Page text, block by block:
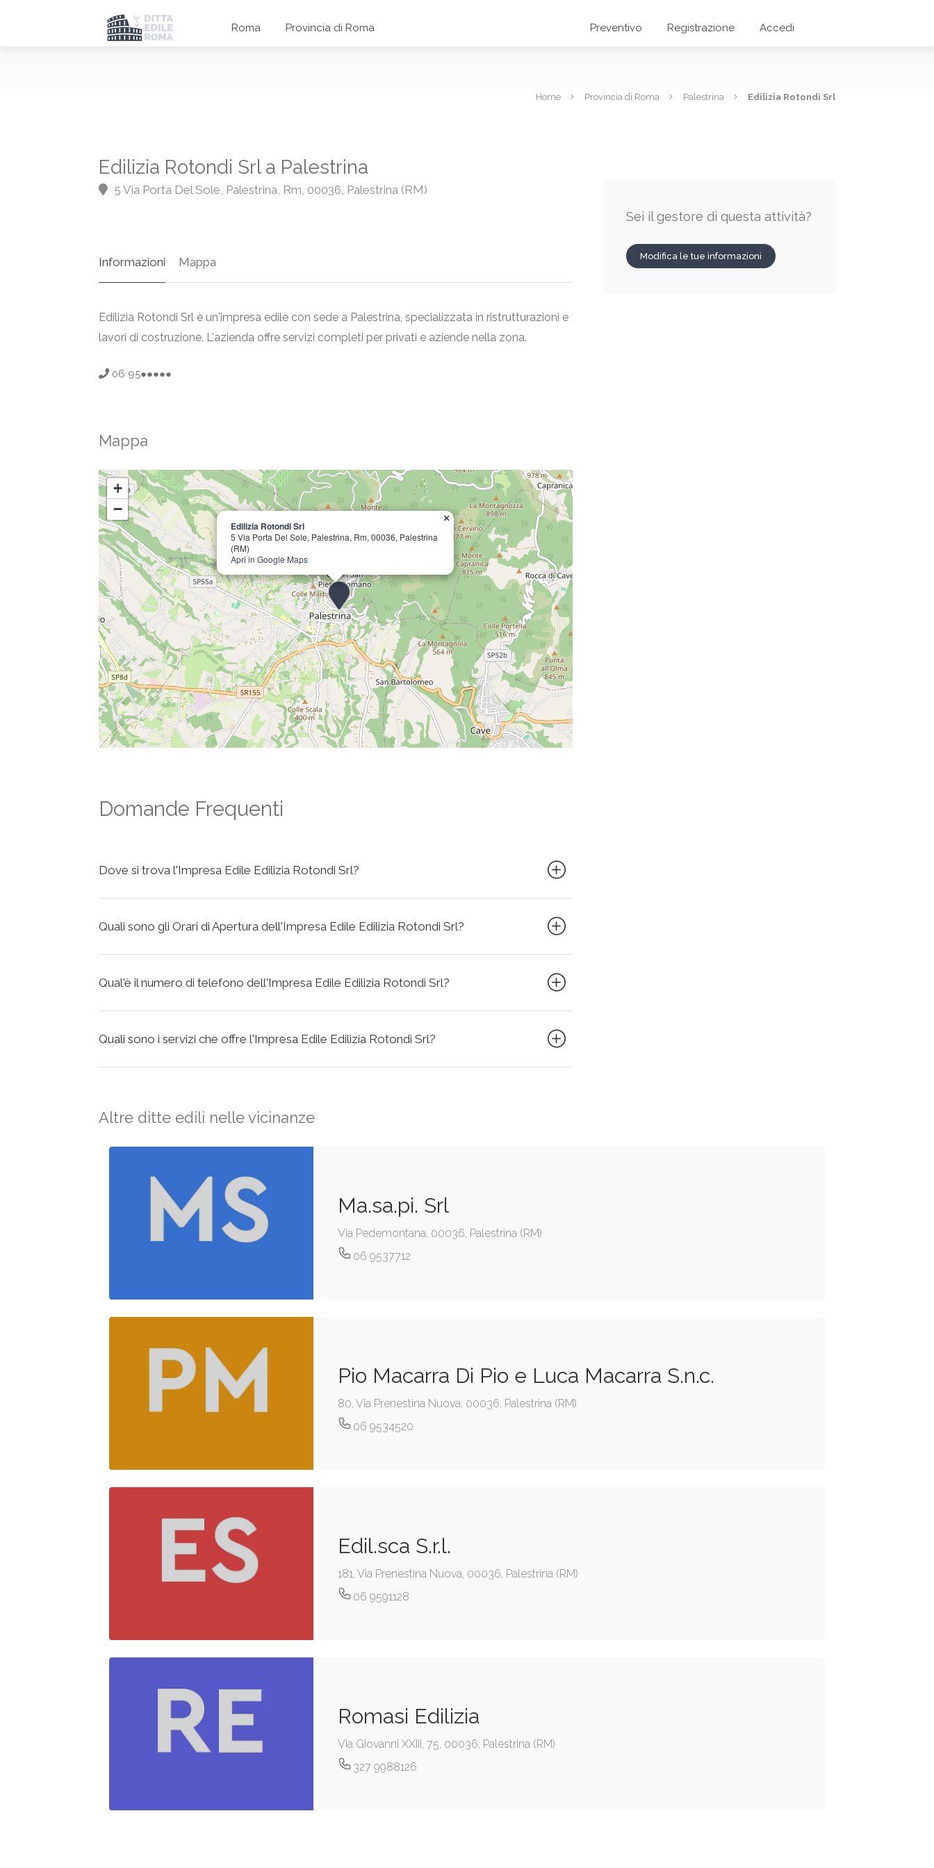
Roma Provincia di Roma Preventivo Registrazione Accedi
Home Provincia di Roma Palestrina Edilizia Rotondi Srl
Edilizia Rotondi Srl a Palestrina
5 Via Porta Del Sole, Palestrina, Rm, 00036, Palestrina (RM)
Informazioni Mappa
Edilizia Rotondi Srl è un'impresa edile con sede a Palestrina, specializzata in ristrutturazioni e
lavori di costruzione. L'azienda offre servizi completi per privati e aziende nella zona.
06 95●●●●●
Mappa
Edilizia Rotondi Srl
5 Via Porta Del Sole, Palestrina, Rm, 00036, Palestrina
(RM)
Apri in Google Maps
×
+
−
Domande Frequenti
Dove si trova l'Impresa Edile Edilizia Rotondi Srl?
Quali sono gli Orari di Apertura dell'Impresa Edile Edilizia Rotondi Srl?
Qual'è il numero di telefono dell'Impresa Edile Edilizia Rotondi Srl?
Quali sono i servizi che offre l'Impresa Edile Edilizia Rotondi Srl?
Sei il gestore di questa attività?
Modifica le tue informazioni
Altre ditte edili nelle vicinanze
Ma.sa.pi. Srl
Via Pedemontana, 00036, Palestrina (RM)
06 9537712
Pio Macarra Di Pio e Luca Macarra S.n.c.
80, Via Prenestina Nuova, 00036, Palestrina (RM)
06 9534520
Edil.sca S.r.l.
181, Via Prenestina Nuova, 00036, Palestrina (RM)
06 9591128
Romasi Edilizia
Via Giovanni XXIII, 75, 00036, Palestrina (RM)
327 9988126